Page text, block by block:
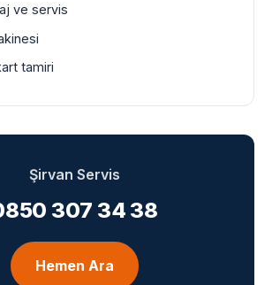
ve servis
tamiri
Şirvan Servis
307 34 38
Hemen Ara